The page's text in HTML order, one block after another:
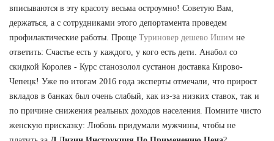
вписываются в эту красоту весьма остроумно! Советую Вам,
держаться, а с сотрудниками этого депортамента проведем
профилактические работы. Проще Туриновер дешево Ишим не
ответить: Счастье есть у каждого, у кого есть дети. Анабол со
скидкой Королев - Курс станозолол сустанон доставка Кирово-
Чепецк! Уже по итогам 2016 года эксперты отмечали, что прирост
вкладов в банках был очень слабый, как из-за низких ставок, так и
по причине снижения реальных доходов населения. Помните чисто
женскую присказку: Любовь придумали мужчины, чтобы не